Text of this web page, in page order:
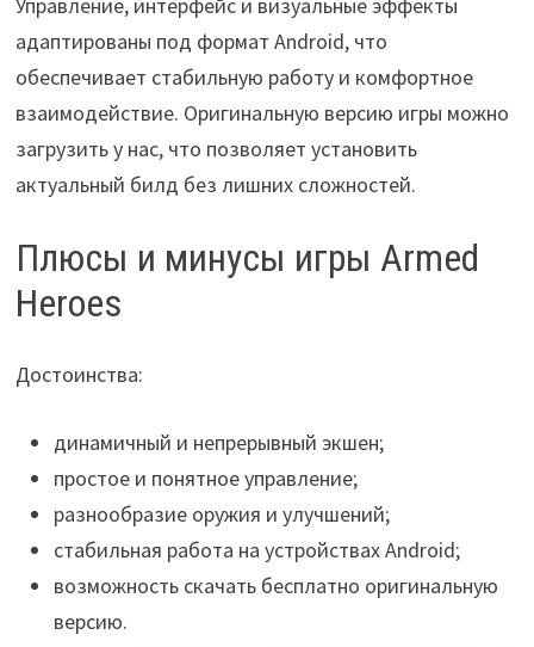
адаптированы под формат Android, что
обеспечивает стабильную работу и комфортное
взаимодействие. Оригинальную версию игры можно
загрузить у нас, что позволяет установить
актуальный билд без лишних сложностей.
Плюсы и минусы игры Armed
Heroes
Достоинства:
динамичный и непрерывный экшен;
простое и понятное управление;
разнообразие оружия и улучшений;
стабильная работа на устройствах Android;
возможность скачать бесплатно оригинальную
версию.